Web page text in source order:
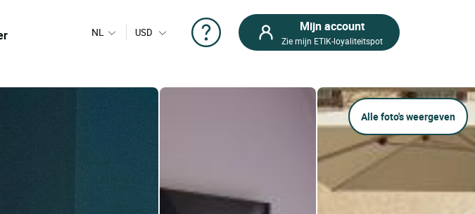
NL USD Mijn account
Zie mijn ETIK-loyaliteitspot
Alle foto's weergeven